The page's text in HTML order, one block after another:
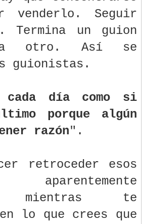
venderlo. Seguir
Termina un guion
otro. Así se
guionistas.
cada día como si
porque algún
razón".
retroceder esos
aparentemente
mientras te
lo que crees que